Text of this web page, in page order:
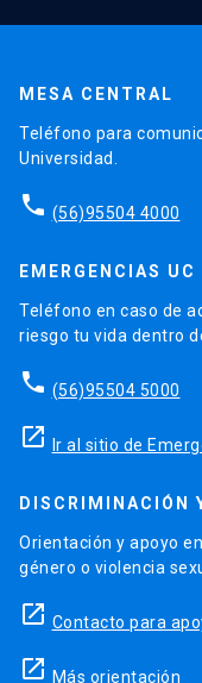
MESA CENTRAL
Teléfono para
Universidad.
phone (56)95504 4000
EMERGENCIAS UC
Teléfono en caso de
riesgo tu vida dentro
phone (56)95504 5000
launch Ir al sitio de
DISCRIMINACIÓN
Orientación y apoyo
género o violencia
launch Contacto para
launch Más orientación